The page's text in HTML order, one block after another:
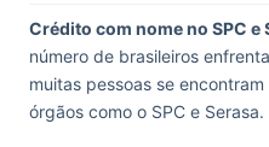
Crédito com nome no SPC e
número de brasileiros
muitas pessoas se
órgãos como o SPC e Serasa.